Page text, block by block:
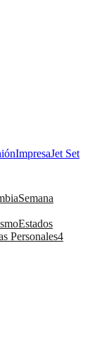
ImpresaJet Set
Semana
Estados
Personales4